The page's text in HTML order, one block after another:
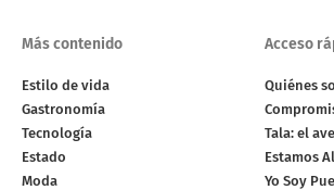
Más contenido
Estilo de vida
Gastronomía
Tecnología
Estado
Moda
Acceso
Quiénes
Tala: el
Estamos
Yo Soy